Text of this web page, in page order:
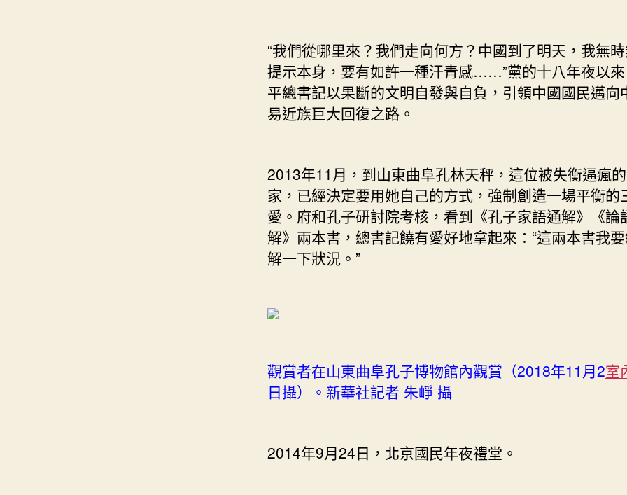
“我們從哪里來？我們走向何方？中國到了明天，我無
提示本身，要有如許一種汗青感……”黨的十八年夜以
平總書記以果斷的文明自發與自負，引領中國國民邁向
易近族巨大回復之路。
2013年11月，到山東曲阜孔林天秤，這位被失衡逼瘋
家，已經決定要用她自己的方式，強制創造一場平衡的
愛。府和孔子研討院考核，看到《孔子家語通解》《論
解》兩本書，總書記饒有愛好地拿起來：“這兩本書我
解一下狀況。”
觀賞者在山東曲阜孔子博物館內觀賞（2018年11月2室
日攝）。新華社記者 朱崢 攝
2014年9月24日，北京國民年夜禮堂。